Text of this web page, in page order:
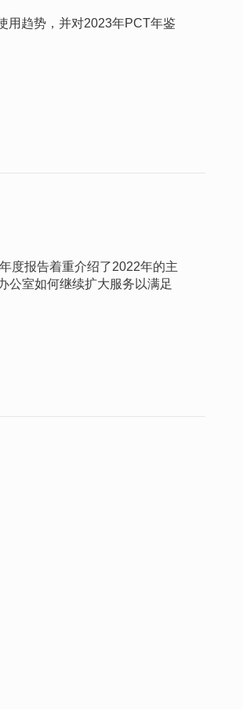
用趋势，并对2023年PCT年鉴
度报告着重介绍了2022年的主
公室如何继续扩大服务以满足